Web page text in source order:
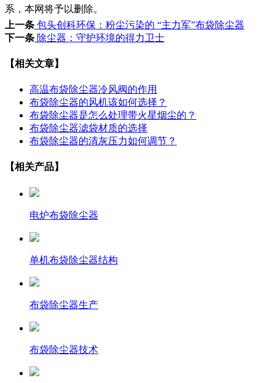
系，本网将予以删除。
上一条 包头创科环保：粉尘污染的 “主力军”布袋除尘器
下一条 除尘器：守护环境的得力卫士
【相关文章】
高温布袋除尘器冷风阀的作用
布袋除尘器的风机该如何选择？
布袋除尘器是怎么处理带火星烟尘的？
布袋除尘器滤袋材质的选择
布袋除尘器的清灰压力如何调节？
【相关产品】
电炉布袋除尘器
单机布袋除尘器结构
布袋除尘器生产
布袋除尘器技术